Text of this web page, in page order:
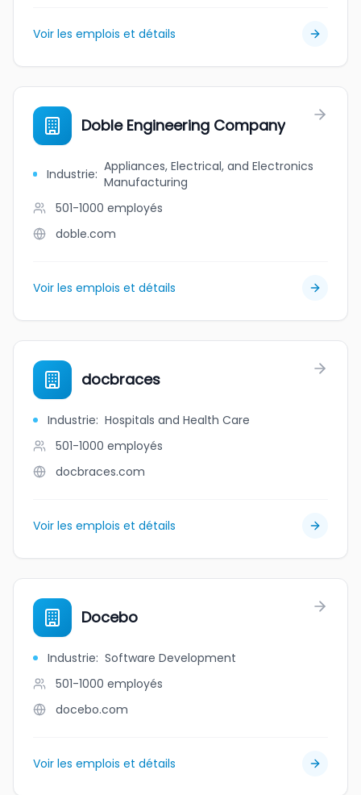
Voir les emplois et détails
Doble Engineering Company
Industrie: Appliances, Electrical, and Electronics
Manufacturing
501-1000 employés
doble.com
Voir les emplois et détails
docbraces
Industrie: Hospitals and Health Care
501-1000 employés
docbraces.com
Voir les emplois et détails
Docebo
Industrie: Software Development
501-1000 employés
docebo.com
Voir les emplois et détails